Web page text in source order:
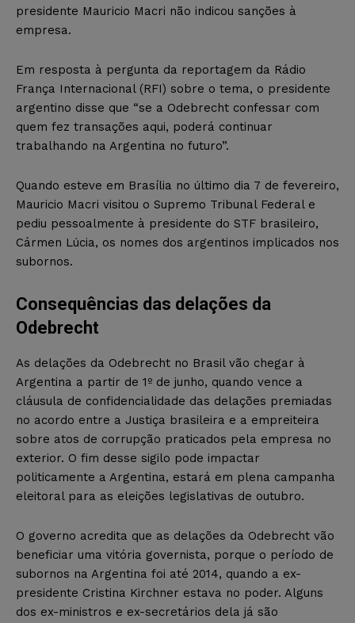
presidente Mauricio Macri não indicou sanções à
empresa.
Em resposta à pergunta da reportagem da Rádio
França Internacional (RFI) sobre o tema, o presidente
argentino disse que “se a Odebrecht confessar com
quem fez transações aqui, poderá continuar
trabalhando na Argentina no futuro”.
Quando esteve em Brasília no último dia 7 de fevereiro,
Mauricio Macri visitou o Supremo Tribunal Federal e
pediu pessoalmente à presidente do STF brasileiro,
Cármen Lúcia, os nomes dos argentinos implicados nos
subornos.
Consequências das delações da
Odebrecht
As delações da Odebrecht no Brasil vão chegar à
Argentina a partir de 1º de junho, quando vence a
cláusula de confidencialidade das delações premiadas
no acordo entre a Justiça brasileira e a empreiteira
sobre atos de corrupção praticados pela empresa no
exterior. O fim desse sigilo pode impactar
politicamente a Argentina, estará em plena campanha
eleitoral para as eleições legislativas de outubro.
O governo acredita que as delações da Odebrecht vão
beneficiar uma vitória governista, porque o período de
subornos na Argentina foi até 2014, quando a ex-
presidente Cristina Kirchner estava no poder. Alguns
dos ex-ministros e ex-secretários dela já são